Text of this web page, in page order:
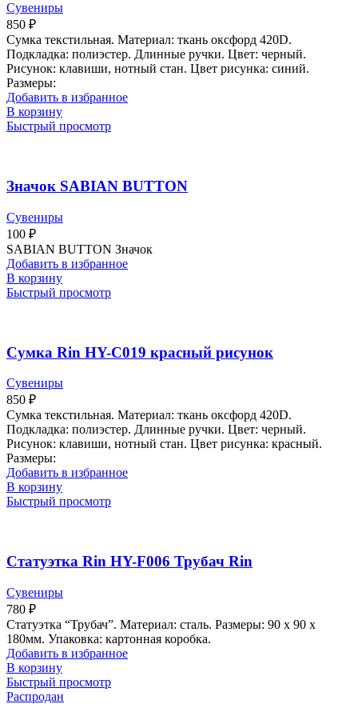
Сувениры
850 ₽
Сумка текстильная. Материал: ткань оксфорд 420D.
Подкладка: полиэстер. Длинные ручки. Цвет: черный.
Рисунок: клавиши, нотный стан. Цвет рисунка: синий.
Размеры:
Добавить в избранное
В корзину
Быстрый просмотр
Значок SABIAN BUTTON
Сувениры
100 ₽
SABIAN BUTTON Значок
Добавить в избранное
В корзину
Быстрый просмотр
Сумка Rin HY-C019 красный рисунок
Сувениры
850 ₽
Сумка текстильная. Материал: ткань оксфорд 420D.
Подкладка: полиэстер. Длинные ручки. Цвет: черный.
Рисунок: клавиши, нотный стан. Цвет рисунка: красный.
Размеры:
Добавить в избранное
В корзину
Быстрый просмотр
Статуэтка Rin HY-F006 Трубач Rin
Сувениры
780 ₽
Статуэтка “Трубач”. Материал: сталь. Размеры: 90 х 90 х
180мм. Упаковка: картонная коробка.
Добавить в избранное
В корзину
Быстрый просмотр
Распродан